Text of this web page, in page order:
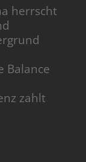
herrscht
Balance
zahlt